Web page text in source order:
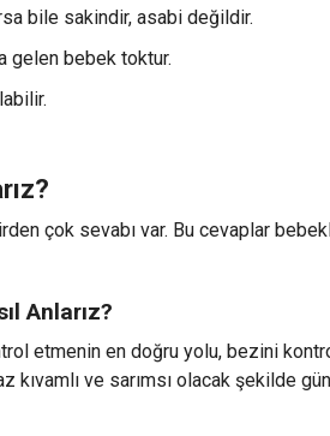
bile sakindir, asabi değildir.
gelen bebek toktur.
çok sevabı var. Bu cevaplar
Anlarız?
etmenin en doğru yolu, bezini
ve sarımsı olacak şekilde